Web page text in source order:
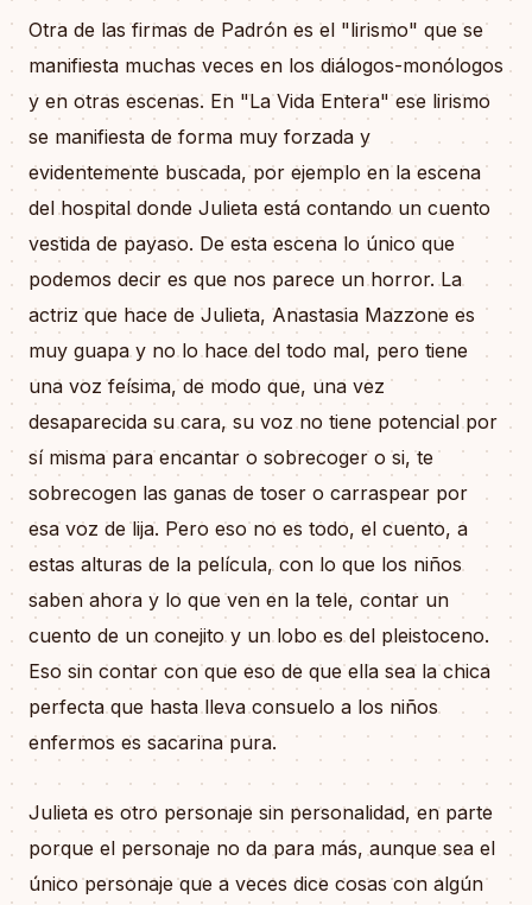
Otra de las firmas de Padrón es el "lirismo" que se
manifiesta muchas veces en los diálogos-monólogos
y en otras escenas. En "La Vida Entera" ese lirismo
se manifiesta de forma muy forzada y
evidentemente buscada, por ejemplo en la escena
del hospital donde Julieta está contando un cuento
vestida de payaso. De esta escena lo único que
podemos decir es que nos parece un horror. La
actriz que hace de Julieta, Anastasia Mazzone es
muy guapa y no lo hace del todo mal, pero tiene
una voz feísima, de modo que, una vez
desaparecida su cara, su voz no tiene potencial por
sí misma para encantar o sobrecoger o si, te
sobrecogen las ganas de toser o carraspear por
esa voz de lija. Pero eso no es todo, el cuento, a
estas alturas de la película, con lo que los niños
saben ahora y lo que ven en la tele, contar un
cuento de un conejito y un lobo es del pleistoceno.
Eso sin contar con que eso de que ella sea la chica
perfecta que hasta lleva consuelo a los niños
enfermos es sacarina pura.
Julieta es otro personaje sin personalidad, en parte
porque el personaje no da para más, aunque sea el
único personaje que a veces dice cosas con algún